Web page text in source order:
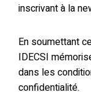
inscrivant à la
En soumettant
IDECSI
dans les
confidentialité.